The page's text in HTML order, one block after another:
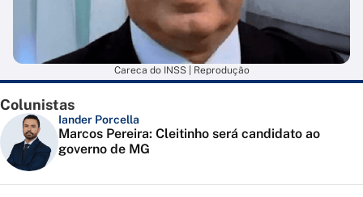
Careca do INSS | Reprodução
Colunistas
Iander Porcella
Marcos Pereira: Cleitinho será candidato ao
governo de MG